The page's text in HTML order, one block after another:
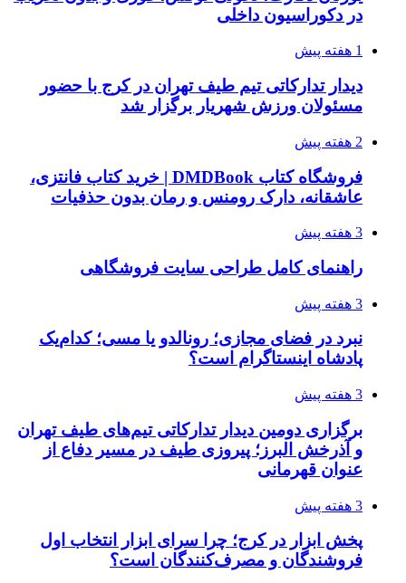
در دکوراسیون داخلی
1 هفته پیش
دیدار تدارکاتی تیم طیف تهران در کرج با حضور
مسئولان ورزش شهریار برگزار شد
2 هفته پیش
فروشگاه کتاب DMDBook | خرید کتاب فانتزی،
عاشقانه، دارک رومنس و رمان بدون حذفیات
3 هفته پیش
راهنمای کامل طراحی سایت فروشگاهی
3 هفته پیش
نبرد در فضای مجازی؛ رونالدو یا مسی؛ کدام‌یک
پادشاه اینستاگرام است؟
3 هفته پیش
برگزاری دومین دیدار تدارکاتی تیم‌های طیف تهران
و آذرخش البرز؛ پیروزی طیف در مسیر دفاع از
عنوان قهرمانی
3 هفته پیش
پخش ابزار در کرج؛ چرا سرای ابزار انتخاب اول
فروشندگان و مصرف‌کنندگان است؟